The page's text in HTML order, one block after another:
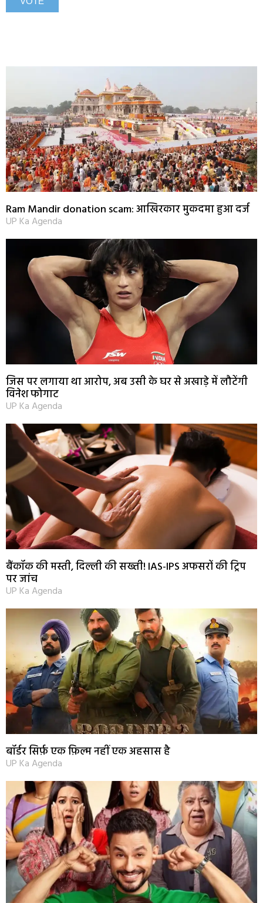
Ram Mandir donation scam: आखिरकार मुकदमा हुआ दर्ज
UP Ka Agenda
जिस पर लगाया था आरोप, अब उसी के घर से अखाड़े में लौटेंगी
विनेश फोगाट
UP Ka Agenda
बैंकॉक की मस्ती, दिल्ली की सख्ती! IAS-IPS अफसरों की ट्रिप
पर जांच
UP Ka Agenda
बॉर्डर सिर्फ़ एक फ़िल्म नहीं एक अहसास है
UP Ka Agenda